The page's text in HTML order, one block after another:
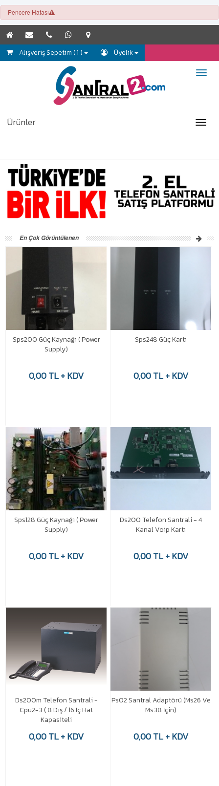
Pencere Hatası
Alışveriş Sepetim ( 1 ) Üyelik
Ürünler
En Çok Görüntülenen
Sps200 Güç Kaynağı ( Power
Supply)
0,00 TL + KDV
Sps248 Güç Kartı
0,00 TL + KDV
Sps128 Güç Kaynağı ( Power
Supply)
0,00 TL + KDV
Ds200 Telefon Santrali - 4
Kanal Voip Kartı
0,00 TL + KDV
Ds200m Telefon Santrali -
Cpu2-3 ( 8 Dış / 16 İç Hat
Kapasiteli
0,00 TL + KDV
Ps02 Santral Adaptörü (Ms26 Ve
Ms38 İçin)
0,00 TL + KDV